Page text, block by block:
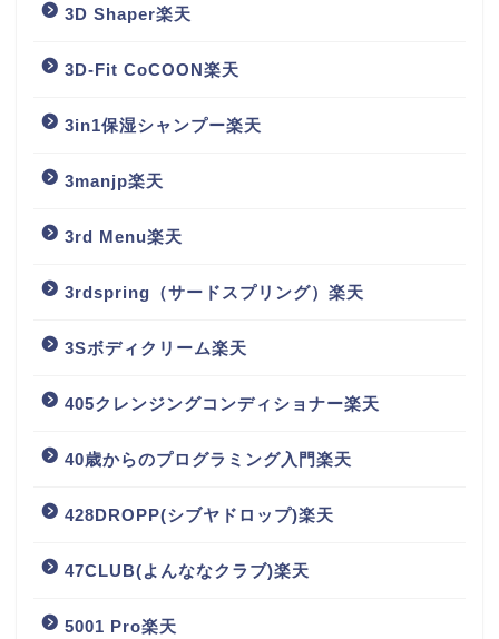
3D Shaper楽天
3D-Fit CoCOON楽天
3in1保湿シャンプー楽天
3manjp楽天
3rd Menu楽天
3rdspring（サードスプリング）楽天
3Sボディクリーム楽天
405クレンジングコンディショナー楽天
40歳からのプログラミング入門楽天
428DROPP(シブヤドロップ)楽天
47CLUB(よんななクラブ)楽天
5001 Pro楽天